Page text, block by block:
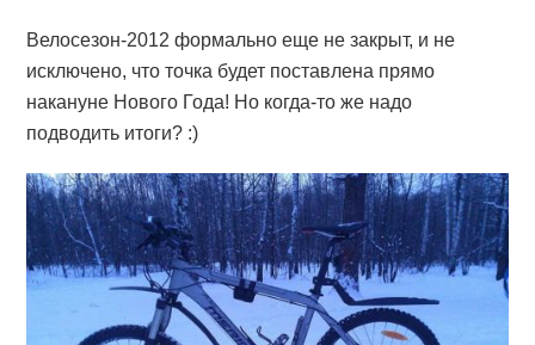
Велосезон-2012 формально еще не закрыт, и не
исключено, что точка будет поставлена прямо
накануне Нового Года! Но когда-то же надо
подводить итоги? :)